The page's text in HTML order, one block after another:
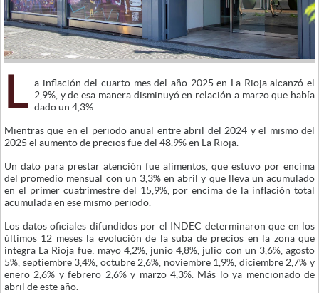
L
a inflación del cuarto mes del año 2025 en La Rioja alcanzó el
2,9%, y de esa manera disminuyó en relación a marzo que había
dado un 4,3%.
Mientras que en el periodo anual entre abril del 2024 y el mismo del
2025 el aumento de precios fue del 48.9% en La Rioja.
Un dato para prestar atención fue alimentos, que estuvo por encima
del promedio mensual con un 3,3% en abril y que lleva un acumulado
en el primer cuatrimestre del 15,9%, por encima de la inflación total
acumulada en ese mismo periodo.
Los datos oficiales difundidos por el INDEC determinaron que en los
últimos 12 meses la evolución de la suba de precios en la zona que
integra La Rioja fue: mayo 4,2%, junio 4,8%, julio con un 3,6%, agosto
5%, septiembre 3,4%, octubre 2,6%, noviembre 1,9%, diciembre 2,7% y
enero 2,6% y febrero 2,6% y marzo 4,3%. Más lo ya mencionado de
abril de este año.